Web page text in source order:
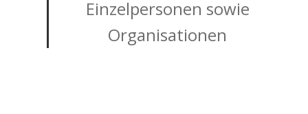
Einzelpersonen sowie
Organisationen